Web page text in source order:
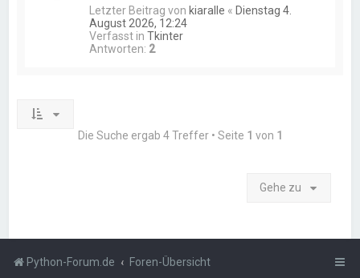
Letzter Beitrag von kiaralle « Dienstag 4.
August 2026, 12:24
Verfasst inTkinter
Antworten: 2
Die Suche ergab 4 Treffer • Seite 1 von 1
Gehe zu
Python-Forum.de Foren-Übersicht